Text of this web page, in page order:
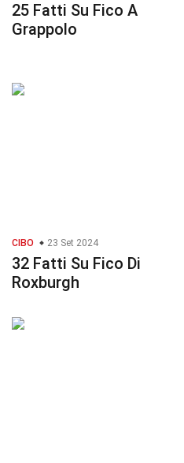
25 Fatti Su Fico A
Grappolo
CIBO 23 Set 2024
32 Fatti Su Fico Di
Roxburgh